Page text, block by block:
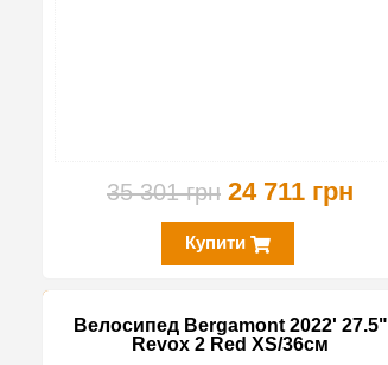
35 301 грн 24 711 грн
Купити
Велосипед Bergamont 2022' 27.5"
Revox 2 Red XS/36см